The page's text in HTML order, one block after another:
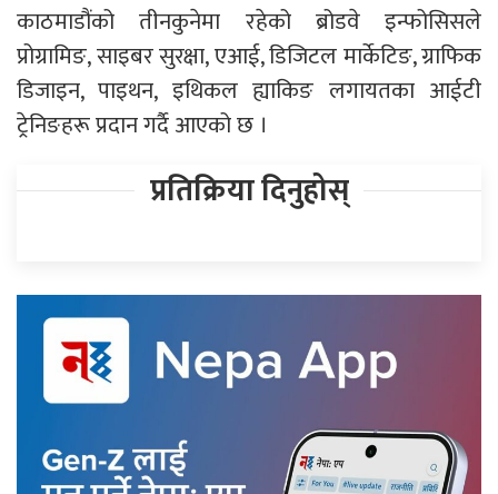
काठमाडौंको तीनकुनेमा रहेको ब्रोडवे इन्फोसिसले
प्रोग्रामिङ, साइबर सुरक्षा, एआई, डिजिटल मार्केटिङ, ग्राफिक
डिजाइन, पाइथन, इथिकल ह्याकिङ लगायतका आईटी
ट्रेनिङहरू प्रदान गर्दै आएको छ ।
प्रतिक्रिया दिनुहोस्